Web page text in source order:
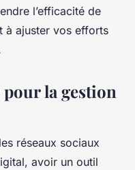
l’efficacité de
à ajuster vos efforts
la gestion
réseaux sociaux
avoir un outil